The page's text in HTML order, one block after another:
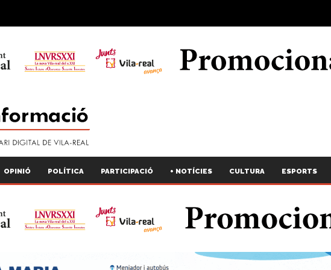
OPINIÓ POLÍTICA PARTICIPACIÓ + NOTÍCIES CULTURA ESPORTS